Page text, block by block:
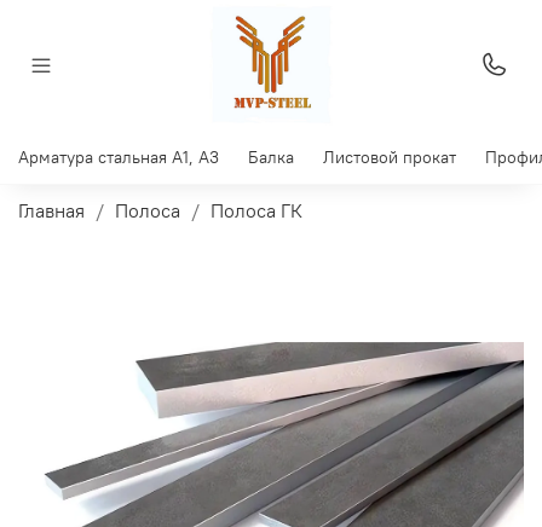
Арматура стальная A1, A3 Балка Листовой прокат
Главная Полоса Полоса ГК